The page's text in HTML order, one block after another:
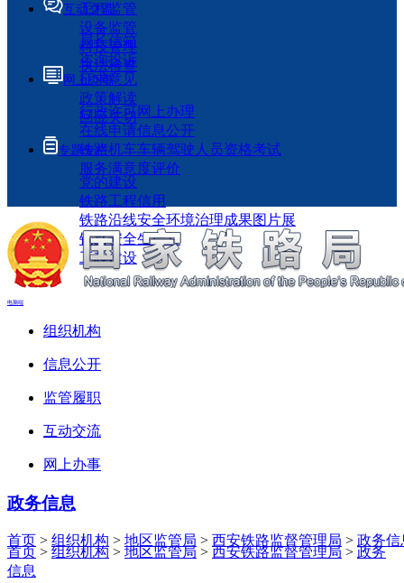
工程监管
设备监管
科技管理
执法检查
互动交流
局长信箱
咨询投诉
征求意见
政策解读
回应关切
网上办事
行政许可网上办理
在线申请信息公开
铁路机车车辆驾驶人员资格考试
服务满意度评价
专题专栏
党的建设
铁路工程信用
铁路沿线安全环境治理成果图片展
铁路安全生产月
工程建设
电脑端
组织机构
信息公开
监管履职
互动交流
网上办事
政务信息
首页 > 组织机构 > 地区监管局 > 西安铁路监督管理局 > 政务信
首页 > 组织机构 > 地区监管局 > 西安铁路监督管理局 > 政务
信息